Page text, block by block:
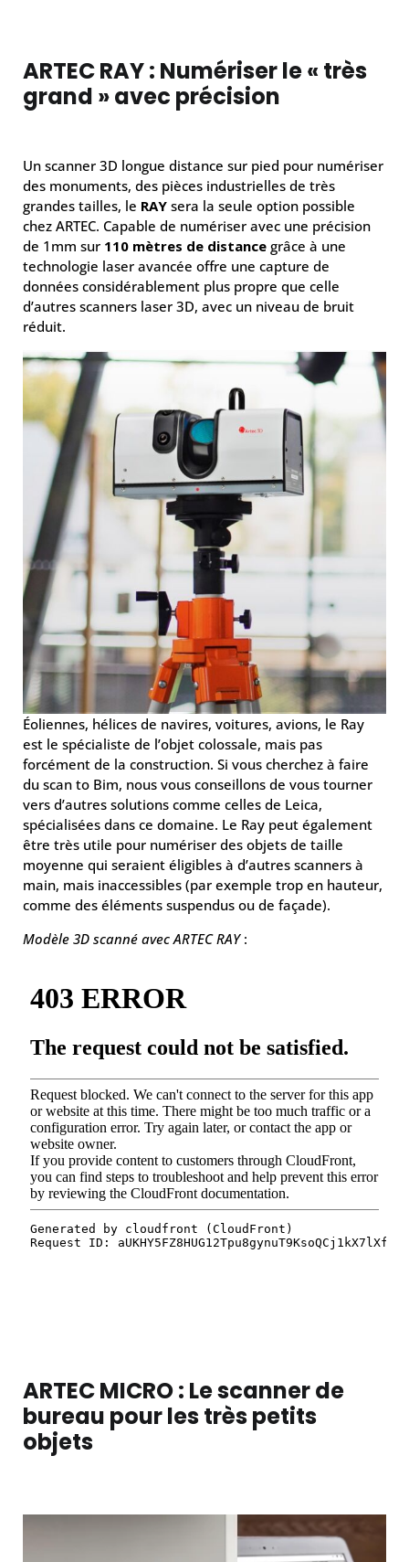
ARTEC RAY : Numériser le « très
grand » avec précision
Un scanner 3D longue distance sur pied pour numériser
des monuments, des pièces industrielles de très
grandes tailles, le RAY sera la seule option possible
chez ARTEC. Capable de numériser avec une précision
de 1mm sur 110 mètres de distance grâce à une
technologie laser avancée offre une capture de
données considérablement plus propre que celle
d’autres scanners laser 3D, avec un niveau de bruit
réduit.
Éoliennes, hélices de navires, voitures, avions, le Ray
est le spécialiste de l’objet colossale, mais pas
forcément de la construction. Si vous cherchez à faire
du scan to Bim, nous vous conseillons de vous tourner
vers d’autres solutions comme celles de Leica,
spécialisées dans ce domaine. Le Ray peut également
être très utile pour numériser des objets de taille
moyenne qui seraient éligibles à d’autres scanners à
main, mais inaccessibles (par exemple trop en hauteur,
comme des éléments suspendus ou de façade).
Modèle 3D scanné avec ARTEC RAY:
ARTEC MICRO : Le scanner de
bureau pour les très petits
objets